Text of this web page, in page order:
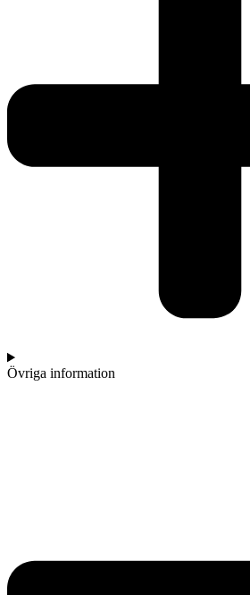
Övriga information